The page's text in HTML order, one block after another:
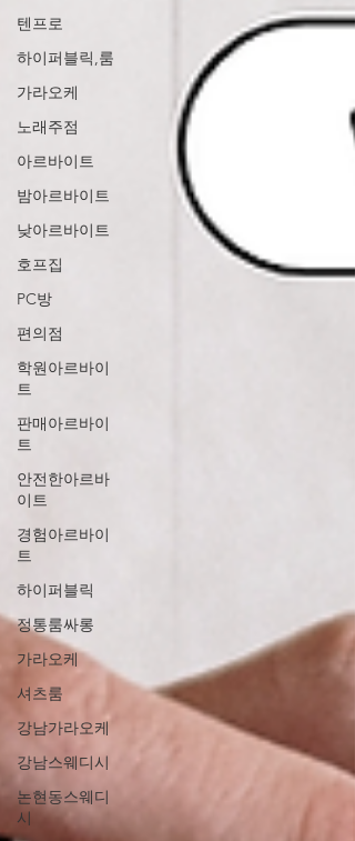
텐프로
하이퍼블릭,룸
가라오케
노래주점
아르바이트
밤아르바이트
낮아르바이트
호프집
PC방
편의점
학원아르바이
트
판매아르바이
트
안전한아르바
이트
경험아르바이
트
하이퍼블릭
정통룸싸롱
가라오케
셔츠룸
강남가라오케
강남스웨디시
논현동스웨디
시